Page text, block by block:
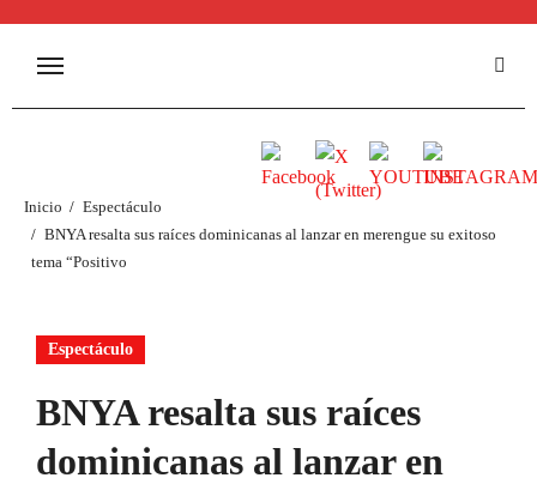
Inicio
Espectáculo
BNYA resalta sus raíces dominicanas al lanzar en merengue su exitoso
tema “Positivo
Espectáculo
BNYA resalta sus raíces
dominicanas al lanzar en